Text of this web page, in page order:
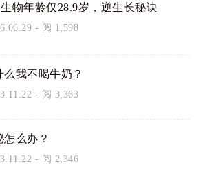
物年龄仅28.9岁，逆生长秘诀
- 阅 1,598
么我不喝牛奶？
- 阅 3,363
怎么办？
- 阅 2,346